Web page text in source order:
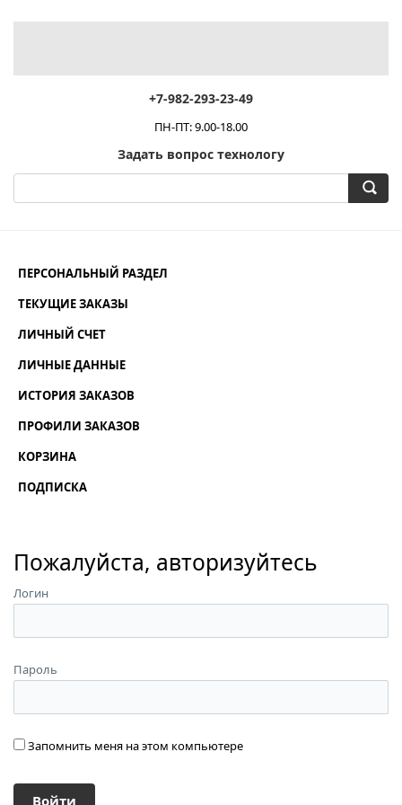
+7-982-293-23-49
ПН-ПТ: 9.00-18.00
Задать вопрос технологу
ПЕРСОНАЛЬНЫЙ РАЗДЕЛ
ТЕКУЩИЕ ЗАКАЗЫ
ЛИЧНЫЙ СЧЕТ
ЛИЧНЫЕ ДАННЫЕ
ИСТОРИЯ ЗАКАЗОВ
ПРОФИЛИ ЗАКАЗОВ
КОРЗИНА
ПОДПИСКА
Пожалуйста, авторизуйтесь
Логин
Пароль
Запомнить меня на этом компьютере